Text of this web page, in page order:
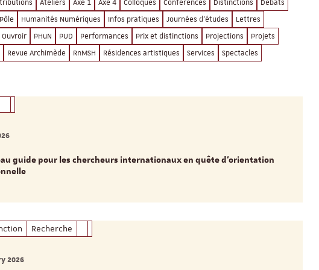
Ateliers Axe 1 Axe 4 Colloques Conférences Distinctions
Débats
Humanités Numériques Infos pratiques Journées d'études
Lettres
Ouvroir
PHuN PUD Performances Prix et distinctions Projections
Projets
Revue Archimède
RnMSH Résidences artistiques Services Spectacles
guide pour les chercheurs internationaux en quête d'orientation
Recherche
2026